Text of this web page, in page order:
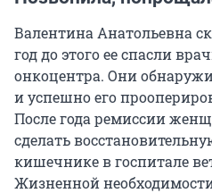
Валентина Анатольевна
год до этого ее спасли
онкоцентра. Они
и успешно его
После года ремиссии
сделать
кишечнике в госпитале
Жизненной